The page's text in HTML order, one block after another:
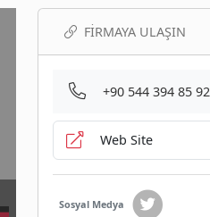
FIRMAYA ULAŞIN
+90 544 394 85 92
Web Site
Sosyal Medya